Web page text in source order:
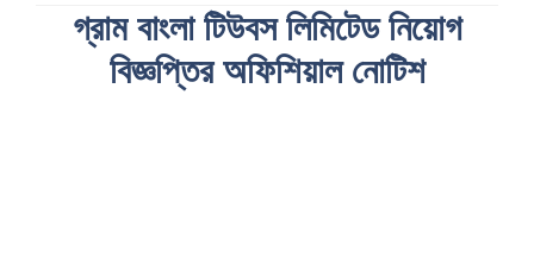
গ্রাম বাংলা টিউবস লিমিটেড নিয়োগ
বিজ্ঞপ্তির অফিশিয়াল নোটিশ